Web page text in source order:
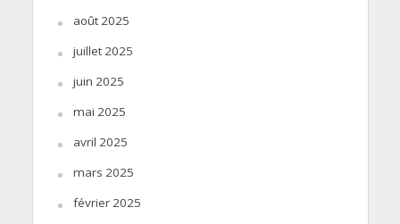
août 2025
juillet 2025
juin 2025
mai 2025
avril 2025
mars 2025
février 2025